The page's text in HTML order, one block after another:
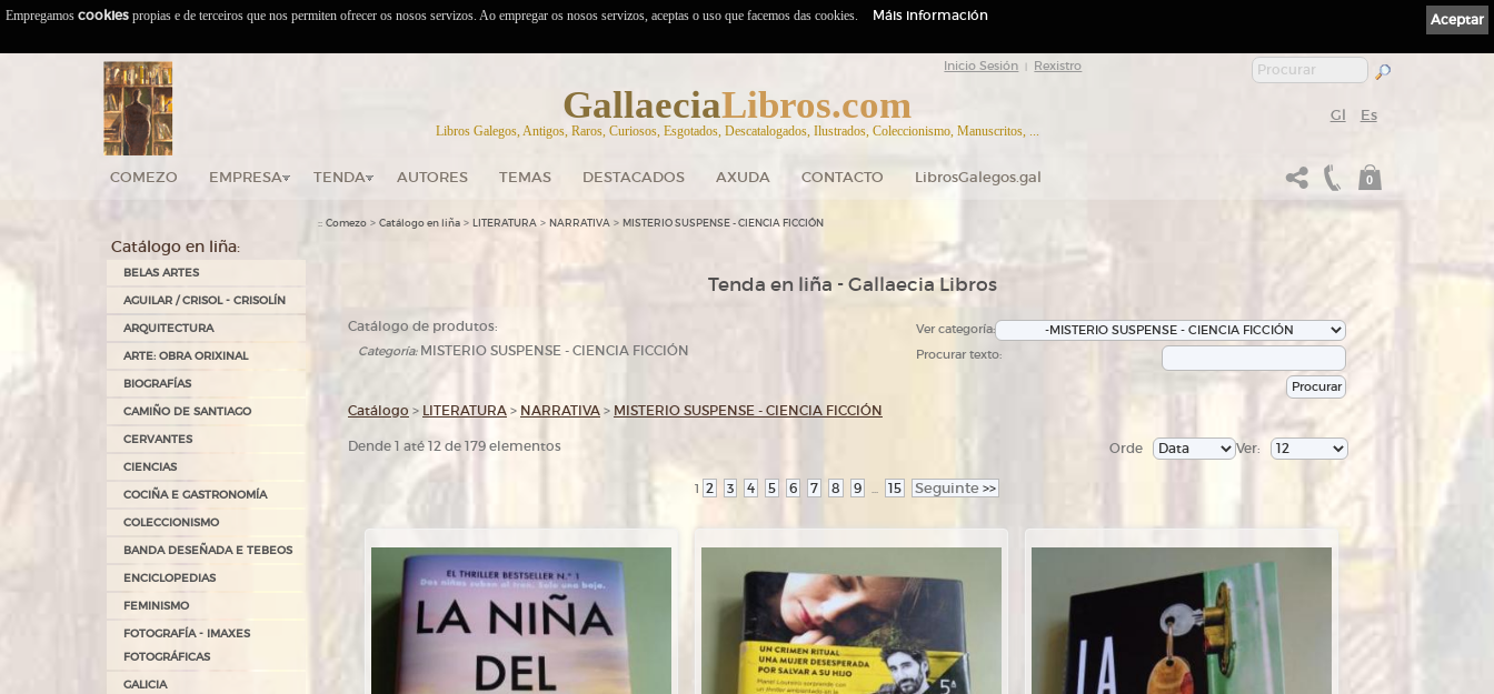
Inicio Sesión Rexistro
GallaeciaLibros.com
Libros Galegos, Antigos, Raros, Curiosos, Esgotados, Descatalogados, Ilustrados, Coleccionismo, Manuscritos, ...
Gl Es
COMEZO EMPRESA TENDA AUTORES TEMAS DESTACADOS AXUDA CONTACTO LibrosGalegos.gal 0
Catálogo en liña:
BELAS ARTES
AGUILAR / CRISOL - CRISOLÍN
ARQUITECTURA
ARTE: OBRA ORIXINAL
BIOGRAFÍAS
CAMIÑO DE SANTIAGO
CERVANTES
CIENCIAS
COCIÑA E GASTRONOMÍA
COLECCIONISMO
BANDA DESEÑADA E TEBEOS
ENCICLOPEDIAS
FEMINISMO
FOTOGRAFÍA - IMAXES
FOTOGRÁFICAS
GALICIA
:: Comezo > Catálogo en liña > LITERATURA > NARRATIVA > MISTERIO SUSPENSE - CIENCIA FICCIÓN
Tenda en liña - Gallaecia Libros
Catálogo de produtos:
Categoría:MISTERIO SUSPENSE - CIENCIA FICCIÓN
Ver categoría:
Procurar texto:
Catálogo > LITERATURA > NARRATIVA > MISTERIO SUSPENSE - CIENCIA FICCIÓN
Dende 1 até 12 de 179 elementos Ver:
Orde
1 2 3 4 5 6 7 8 9 ... 15 Seguinte >>
Aceptar
Empregamos cookies propias e de terceiros que nos permiten ofrecer os nosos servizos. Ao empregar os nosos servizos, aceptas o uso que facemos das cookies. Máis información